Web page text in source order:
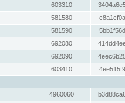
603310
581580
581590
692080
692090
603410
4960060